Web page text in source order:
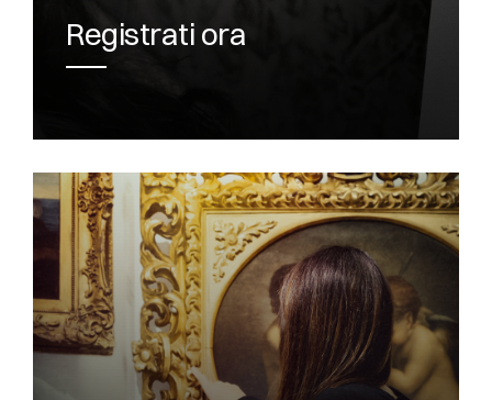
Registrati ora